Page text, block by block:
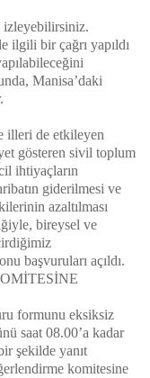
izleyebilirsiniz.
ilgili bir çağrı yapıldı
Manisa’daki
illeri de etkileyen
gösteren sivil toplum
ihtiyaçların
giderilmesi ve
azaltılması
bireysel ve
başvuruları açıldı.
formunu eksiksiz
saat 08.00’a kadar
şekilde yanıt
komitesine